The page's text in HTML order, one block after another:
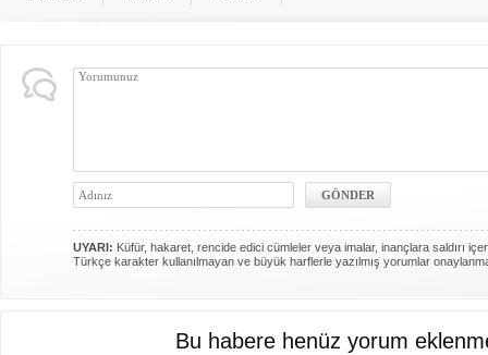
UYARI: Küfür, hakaret, rencide edici cümleler veya imalar, inançlara saldırı
Türkçe karakter kullanılmayan ve büyük harflerle yazılmış yorumlar
Bu habere henüz yorum